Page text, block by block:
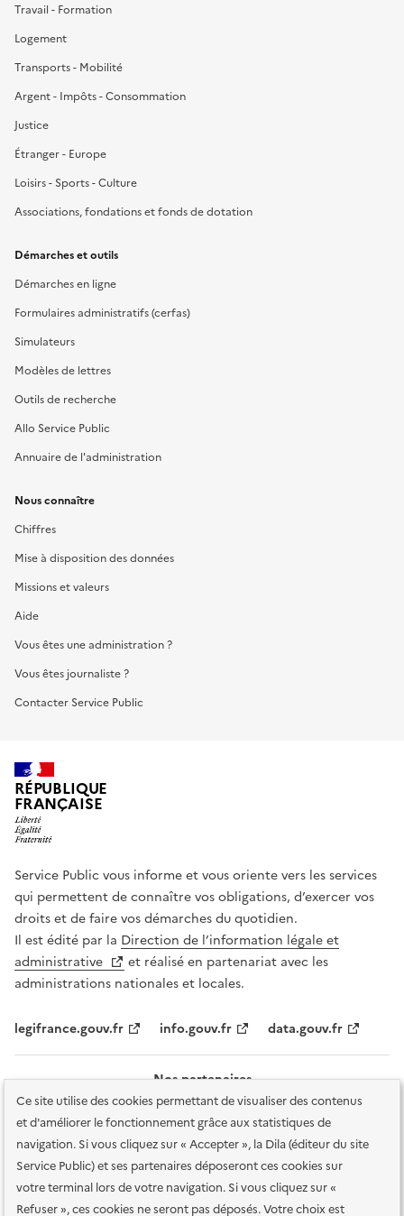
Ce site utilise des cookies permettant de visualiser des contenus
et d'améliorer le fonctionnement grâce aux statistiques de
navigation. Si vous cliquez sur « Accepter », la Dila (éditeur du site
Service Public) et ses partenaires déposeront ces cookies sur
votre terminal lors de votre navigation. Si vous cliquez sur «
Refuser », ces cookies ne seront pas déposés. Votre choix est
Travail - Formation
Logement
Transports - Mobilité
Argent - Impôts - Consommation
Justice
Étranger - Europe
Loisirs - Sports - Culture
Associations, fondations et fonds de dotation
Démarches et outils
Démarches en ligne
Formulaires administratifs (cerfas)
Simulateurs
Modèles de lettres
Outils de recherche
Allo Service Public
Annuaire de l'administration
Nous connaître
Chiffres
Mise à disposition des données
Missions et valeurs
Aide
Vous êtes une administration ?
Vous êtes journaliste ?
Contacter Service Public
RÉPUBLIQUE
FRANÇAISE
Service Public vous informe et vous oriente vers les services
qui permettent de connaître vos obligations, d’exercer vos
droits et de faire vos démarches du quotidien.
Il est édité par la Direction de l’information légale et
administrative
et réalisé en partenariat avec les
administrations nationales et locales.
legifrance.gouv.fr info.gouv.fr data.gouv.fr
Nos partenaires
Plan du site Accessibilité : totalement conforme Accessibilité des